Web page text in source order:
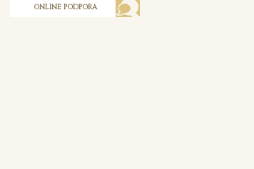
ONLINE PODPORA